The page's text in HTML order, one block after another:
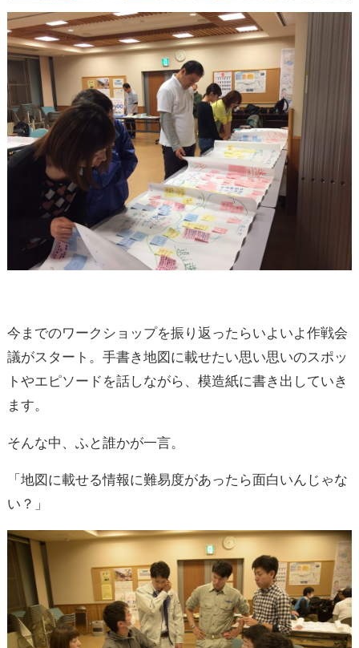
今までのワークショップを振り返ったらいよいよ作戦会
議がスタート。手書き地図に載せたい思い思いのスポッ
トやエピソードを話しながら、模造紙に書き出していき
ます。
そんな中、ふと誰かが一言。
「地図に載せる情報に難易度があったら面白いんじゃな
い？」